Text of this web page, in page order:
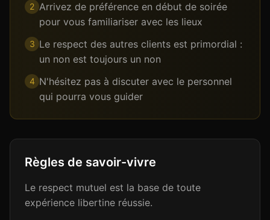
2 Arrivez de préférence en début de soirée
pour vous familiariser avec les lieux
3 Le respect des autres clients est primordial :
un non est toujours un non
4 N'hésitez pas à discuter avec le personnel
qui pourra vous guider
Règles de savoir-vivre
Le respect mutuel est la base de toute
expérience libertine réussie.